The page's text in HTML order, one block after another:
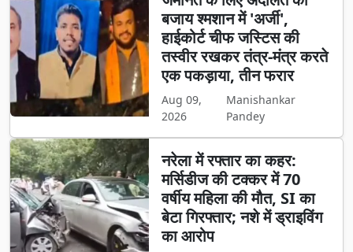
बजाय श्मशान में 'अर्जी',
हाईकोर्ट चीफ जस्टिस की
तस्वीर रखकर तंत्र-मंत्र करते
एक पकड़ाया, तीन फरार
Aug 09,
2026
Manishankar
Pandey
नरेला में रफ्तार का कहर:
मर्सिडीज की टक्कर में 70
वर्षीय महिला की मौत, SI का
बेटा गिरफ्तार; नशे में ड्राइविंग
का आरोप